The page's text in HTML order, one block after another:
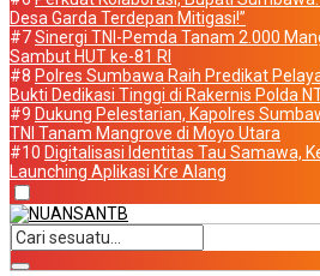
Desa Garda Terdepan Mitigasi!”
#7Sinergi TNI-Pemda Tanam 2.000
Sambut HUT ke-81 RI
#8 Polres Sumbawa Raih Predikat
Bukti Dedikasi Tinggi di Rakernis Polda
#9 Dukung Pelestarian, Kapolres
TNI Tanam Mangrove di Moyo Utara
#10 Digitalisasi Identitas Tau Samawa,
Launching Aplikasi Kre Alang